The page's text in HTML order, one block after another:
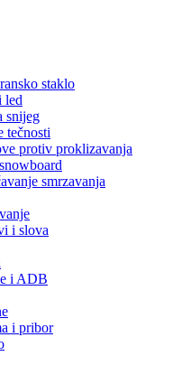
staklo
led
snijeg
tečnosti
protiv proklizavanja
smrzavanja
i slova
i ADB
i pribor